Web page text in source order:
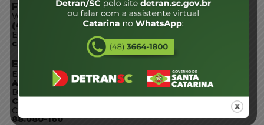
FALE CONOSCO
WhatsApp:
(48) 3664-1800
E-mail:
centraldeinformacoes@detran.sc.gov.br
ENDEREÇO
Endereço:
Av. Almirante Tamandaré - 480
Bairro:
Coqueiros, Florianópolis SC
CEP:
88.080-160